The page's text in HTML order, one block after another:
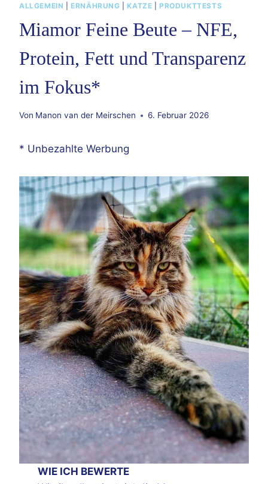
ALLGEMEIN |ERNÄHRUNG |KATZE |PRODUKTTESTS
Miamor Feine Beute – NFE,
Protein, Fett und Transparenz
im Fokus*
Von Manon van der Meirschen 6. Februar 2026
* Unbezahlte Werbung
WIE ICH BEWERTE